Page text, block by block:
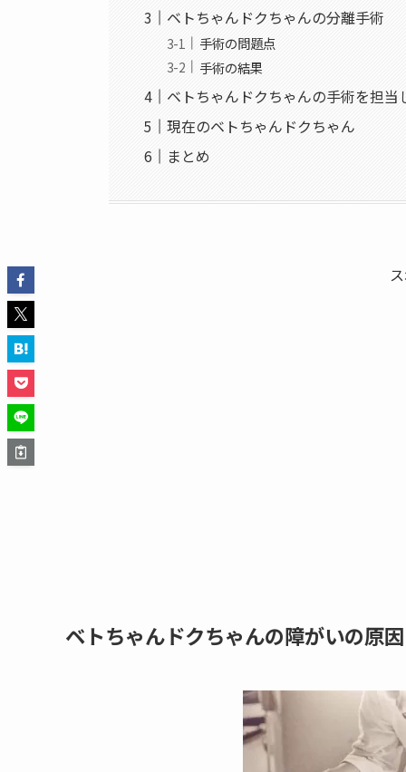
ベトちゃんドクちゃんの分離手術
手術の問題点
手術の結果
ベトちゃんドクちゃんの手術を担
現在のベトちゃんドクちゃん
まとめ
ベトちゃんドクちゃんの障がいの原